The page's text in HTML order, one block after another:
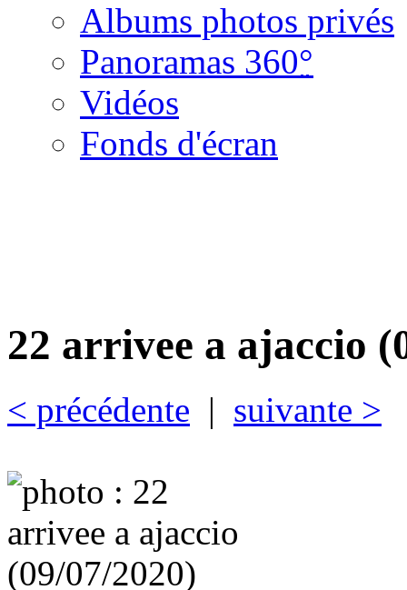
Albums photos privés
Panoramas 360°
Vidéos
Fonds d'écran
22 arrivee a ajaccio
< précédente | suivante >